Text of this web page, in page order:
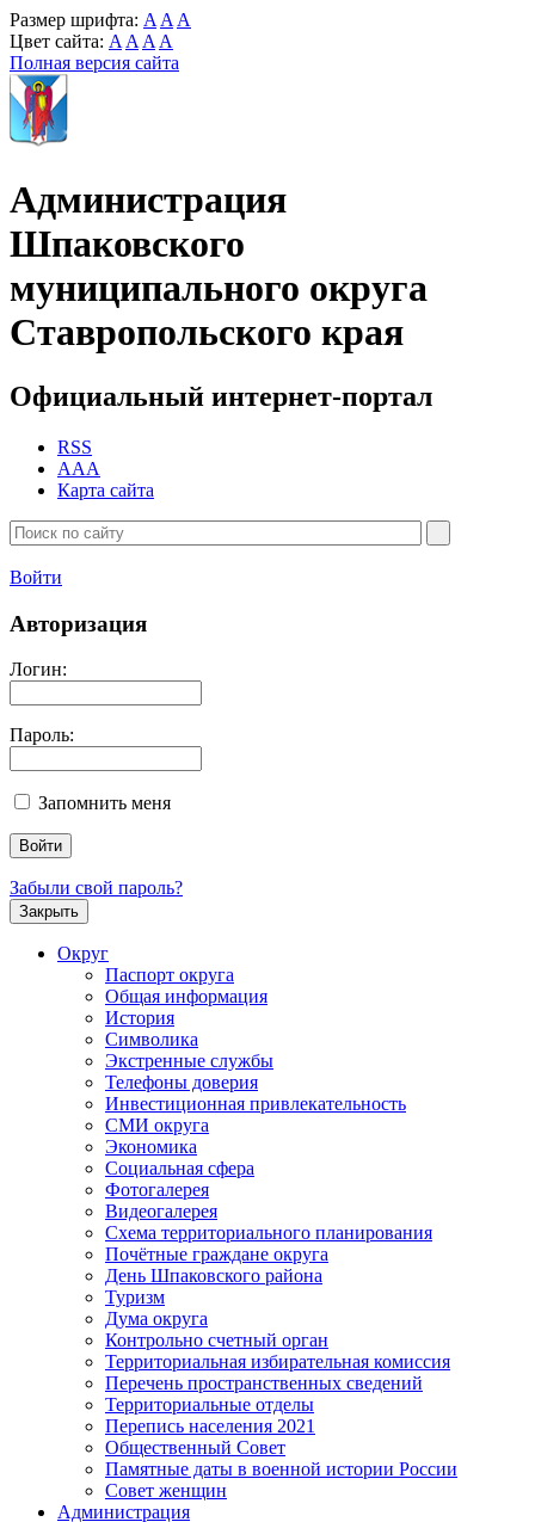
Размер шрифта: A A A
Цвет сайта: A A A A
Полная версия сайта
Администрация
Шпаковского
муниципального округа
Ставропольского края
Официальный интернет-портал
RSS
AAA
Карта сайта
Войти
Авторизация
Логин:
Пароль:
Запомнить меня
Забыли свой пароль?
Закрыть
Округ
Паспорт округа
Общая информация
История
Символика
Экстренные службы
Телефоны доверия
Инвестиционная привлекательность
СМИ округа
Экономика
Социальная сфера
Фотогалерея
Видеогалерея
Схема территориального планирования
Почётные граждане округа
День Шпаковского района
Туризм
Дума округа
Контрольно счетный орган
Территориальная избирательная комиссия
Перечень пространственных сведений
Территориальные отделы
Перепись населения 2021
Общественный Совет
Памятные даты в военной истории России
Совет женщин
Администрация